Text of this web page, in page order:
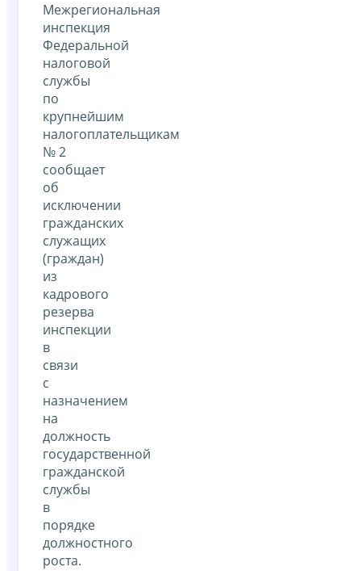
Межрегиональная
инспекция
Федеральной
налоговой
службы
по
крупнейшим
налогоплательщикам
№ 2
сообщает
об
исключении
гражданских
служащих
(граждан)
из
кадрового
резерва
инспекции
в
связи
с
назначением
на
должность
государственной
гражданской
службы
в
порядке
должностного
роста.